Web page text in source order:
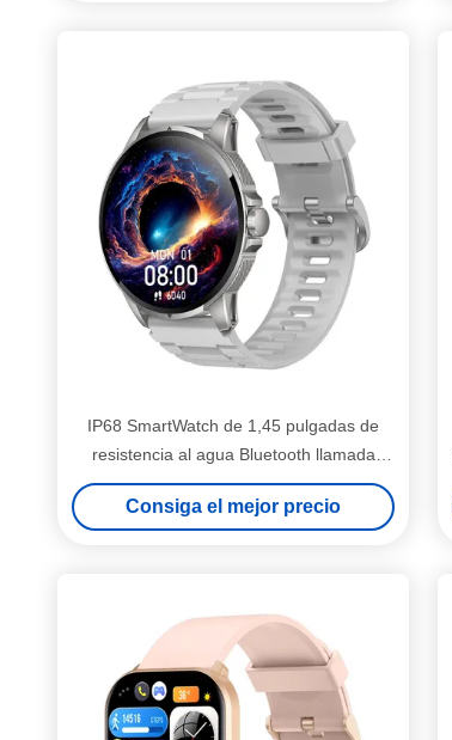
IP68 SmartWatch de 1,45 pulgadas de
resistencia al agua Bluetooth llamada
Smartwatch con pantalla HD
Consiga el mejor precio